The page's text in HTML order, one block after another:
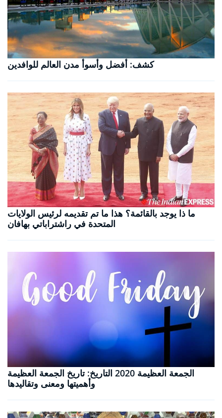
كشف: أفضل وأسوأ مدن العالم للوافدين
ما ذا يوجد بالقائمة؟ هذا ما تم تقديمه لرئيس الولايات
المتحدة في راشتراباتي بهافان
الجمعة العظيمة 2020 التاريخ: تاريخ الجمعة العظيمة
وأهميتها ومعنى وتقاليدها